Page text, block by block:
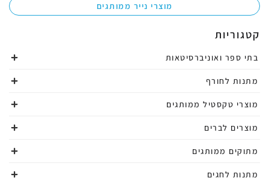
מוצרי נייר ממותגים
קטגוריות
בתי ספר ואוניברסיטאות
מתנות לחורף
מוצרי טקסטיל ממותגים
מוצרים לברים
מתוקים ממותגים
מתנות לחגים